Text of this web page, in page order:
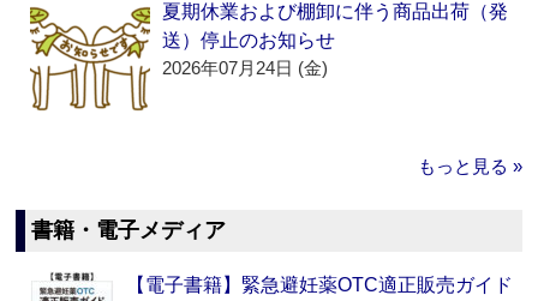
夏期休業および棚卸に伴う商品出荷（発
送）停止のお知らせ
2026年07月24日 (金)
もっと見る »
書籍・電子メディア
【電子書籍】緊急避妊薬OTC適正販売ガイド